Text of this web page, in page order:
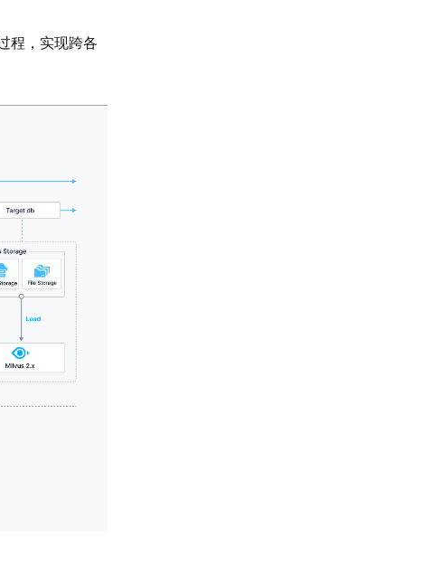
程，实现跨各